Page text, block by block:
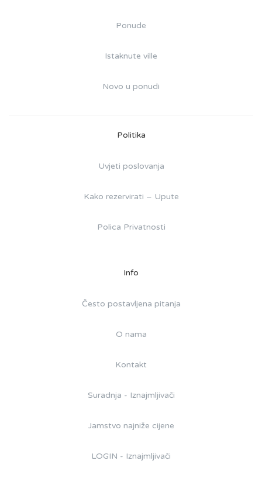
Ponude
Istaknute ville
Novo u ponudi
Politika
Uvjeti poslovanja
Kako rezervirati – Upute
Polica Privatnosti
Info
Često postavljena pitanja
O nama
Kontakt
Suradnja - Iznajmljivači
Jamstvo najniže cijene
LOGIN - Iznajmljivači